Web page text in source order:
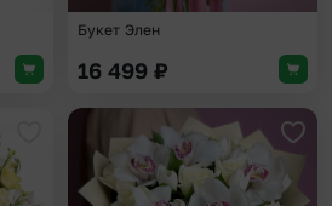
Букет Элен
16 499 ₽
Добавить в избранное